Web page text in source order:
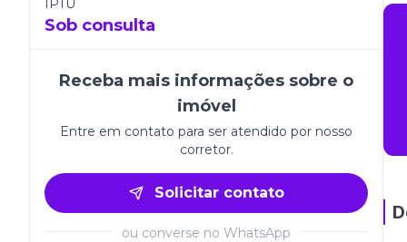
IPTU
Sob consulta
Receba mais informações sobre o
imóvel
Entre em contato para ser atendido por nosso
corretor.
Solicitar contato
ou converse no WhatsApp